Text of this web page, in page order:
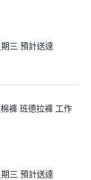
三 預計送達
褲 班德拉褲 工作
三 預計送達